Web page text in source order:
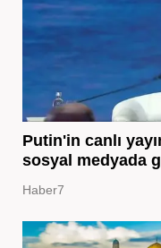
Putin'in canlı
sosyal medyada
Haber7